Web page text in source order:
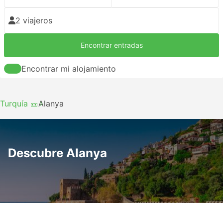
2 viajeros
Encontrar entradas
Encontrar mi alojamiento
Turquía 🎫Alanya
Descubre Alanya